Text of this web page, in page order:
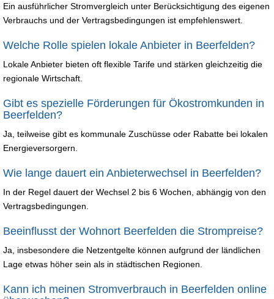
Ein ausführlicher Stromvergleich unter Berücksichtigung des eigenen
Verbrauchs und der Vertragsbedingungen ist empfehlenswert.
Welche Rolle spielen lokale Anbieter in Beerfelden?
Lokale Anbieter bieten oft flexible Tarife und stärken gleichzeitig die
regionale Wirtschaft.
Gibt es spezielle Förderungen für Ökostromkunden in
Beerfelden?
Ja, teilweise gibt es kommunale Zuschüsse oder Rabatte bei lokalen
Energieversorgern.
Wie lange dauert ein Anbieterwechsel in Beerfelden?
In der Regel dauert der Wechsel 2 bis 6 Wochen, abhängig von den
Vertragsbedingungen.
Beeinflusst der Wohnort Beerfelden die Strompreise?
Ja, insbesondere die Netzentgelte können aufgrund der ländlichen
Lage etwas höher sein als in städtischen Regionen.
Kann ich meinen Stromverbrauch in Beerfelden online